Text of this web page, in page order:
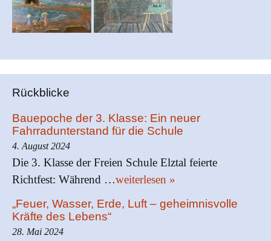
Rückblicke
Bauepoche der 3. Klasse: Ein neuer
Fahrradunterstand für die Schule
4. August 2024
Die 3. Klasse der Freien Schule Elztal feierte
Richtfest: Während …weiterlesen »
„Feuer, Wasser, Erde, Luft – geheimnisvolle
Kräfte des Lebens“
28. Mai 2024